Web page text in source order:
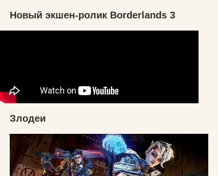
Новый экшен-ролик Borderlands 3
Злодеи